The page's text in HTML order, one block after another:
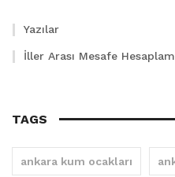
Yazılar
İller Arası Mesafe
TAGS
ankara kum ocakları